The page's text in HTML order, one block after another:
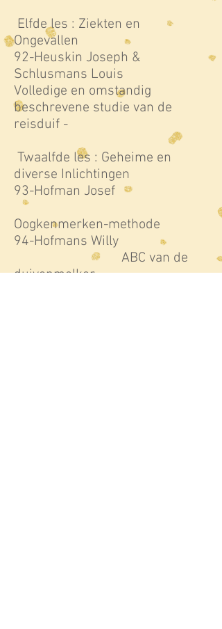
Elfde les : Ziekten en
Ongevallen
92-Heuskin Joseph &
Schlusmans Louis
Volledige en omstandig
beschrevene studie van de
reisduif -
Twaalfde les : Geheime en
diverse Inlichtingen
93-Hofman Josef
Oogkenmerken-methode
94-Hofmans Willy
ABC van de
duivenmelker